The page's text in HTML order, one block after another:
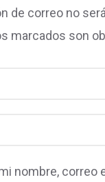
de correo no
marcados son
nombre, correo